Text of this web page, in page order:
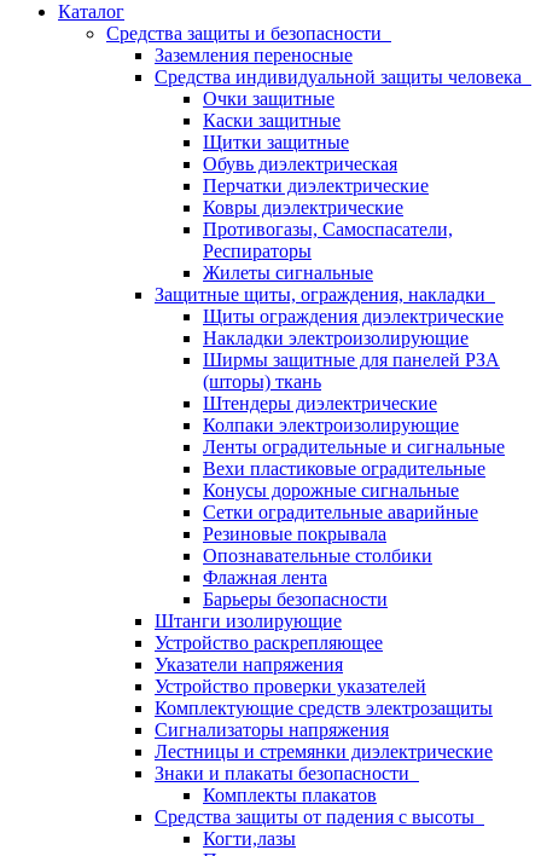
Каталог
Средства защиты и безопасности
Заземления переносные
Средства индивидуальной защиты человека
Очки защитные
Каски защитные
Щитки защитные
Обувь диэлектрическая
Перчатки диэлектрические
Ковры диэлектрические
Противогазы, Самоспасатели,
Респираторы
Жилеты сигнальные
Защитные щиты, ограждения, накладки
Щиты ограждения диэлектрические
Накладки электроизолирующие
Ширмы защитные для панелей РЗА
(шторы) ткань
Штендеры диэлектрические
Колпаки электроизолирующие
Ленты оградительные и сигнальные
Вехи пластиковые оградительные
Конусы дорожные сигнальные
Сетки оградительные аварийные
Резиновые покрывала
Опознавательные столбики
Флажная лента
Барьеры безопасности
Штанги изолирующие
Устройство раскрепляющее
Указатели напряжения
Устройство проверки указателей
Комплектующие средств электрозащиты
Сигнализаторы напряжения
Лестницы и стремянки диэлектрические
Знаки и плакаты безопасности
Комплекты плакатов
Средства защиты от падения с высоты
Когти,лазы